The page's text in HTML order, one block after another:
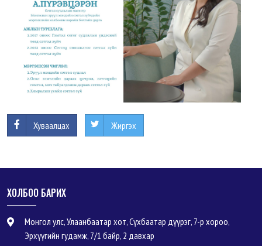
Хуваалцах Жиргэх
ХОЛБОО БАРИХ
Монгол улс, Улаанбаатар хот, Сүхбаатар дүүрэг, 7-р хороо,
Эрхүүгийн гудамж, 7/1 байр, 2 давхар